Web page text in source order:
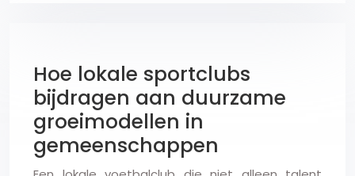
Hoe lokale sportclubs
bijdragen aan duurzame
groeimodellen in
gemeenschappen